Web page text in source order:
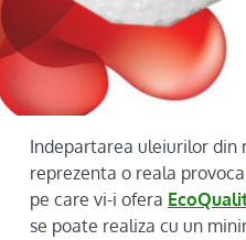
Indepartarea uleiurilor din
reprezenta o reala
pe care vi-i ofera
se poate realiza cu un